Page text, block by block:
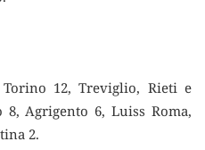
12, Treviglio, Rieti e
Agrigento 6, Luiss Roma,
2.